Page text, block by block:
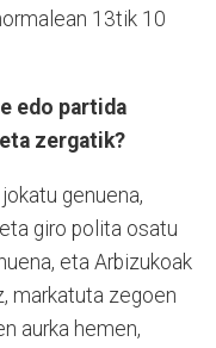
13tik 10
edo partida
zergatik?
genuena,
giro polita osatu
eta Arbizukoak
markatuta zegoen
aurka hemen,